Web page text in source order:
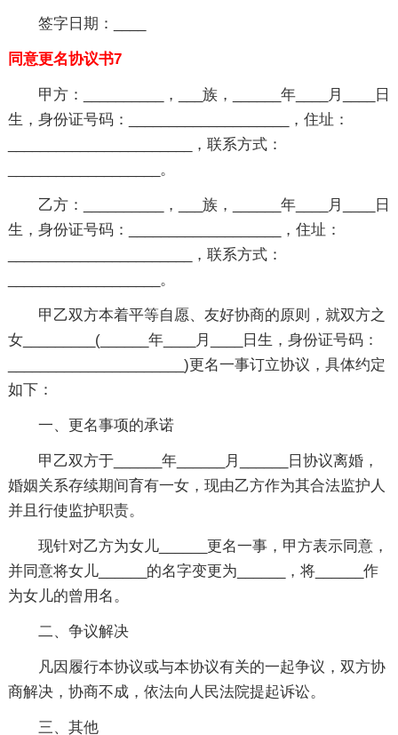
签字日期：____
同意更名协议书7
甲方：__________，___族，______年____月____日
生，身份证号码：____________________，住址：
_______________________，联系方式：
___________________。
乙方：__________，___族，______年____月____日
生，身份证号码：___________________，住址：
_______________________，联系方式：
___________________。
甲乙双方本着平等自愿、友好协商的原则，就双方之
女_________(______年____月____日生，身份证号码：
______________________)更名一事订立协议，具体约定
如下：
一、更名事项的承诺
甲乙双方于______年______月______日协议离婚，
婚姻关系存续期间育有一女，现由乙方作为其合法监护人
并且行使监护职责。
现针对乙方为女儿______更名一事，甲方表示同意，
并同意将女儿______的名字变更为______，将______作
为女儿的曾用名。
二、争议解决
凡因履行本协议或与本协议有关的一起争议，双方协
商解决，协商不成，依法向人民法院提起诉讼。
三、其他